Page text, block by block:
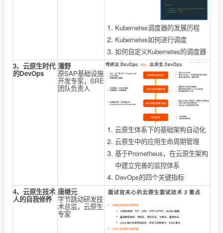
Kubernetes调度器的发展历程
Kubernetes如何进行调度
如何自定义Kubernetes的调度器
3、云原生时代
的DevOps
潘野
原SAP基础设施
开发专家，SRE
团队负责人
云原生体系下的基础架构自动化
云原生中的应用生命周期管理
基于Prometheus，在云原生架构
中建立完善的监控体系
DevOps的四个关键指标
4、云原生技术
人的自我修养
唐继元
字节跳动研发技
术总监，云原生
专家